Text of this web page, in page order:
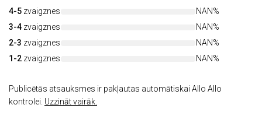
4-5 zvaigznes
NAN%
3-4 zvaigznes
NAN%
2-3 zvaigznes
NAN%
1-2 zvaigznes NAN%
Publicētās atsauksmes ir pakļautas automātiskai Allo Allo
kontrolei. Uzzināt vairāk.